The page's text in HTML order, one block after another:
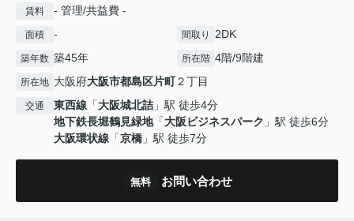
賃料 - 管理/共益費 -
面積 - 間取り 2DK
築年数 築45年 所在階 4階/9階建
所在地 大阪府大阪市都島区片町２丁目
交通 東西線 「大阪城北詰 」駅 徒歩4分
地下鉄長堀鶴見緑地「大阪ビジネスパーク 」駅 徒歩6分
大阪環状線 「京橋 」駅 徒歩7分
無料 お問い合わせ